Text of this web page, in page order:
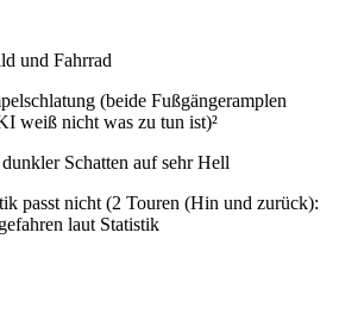
und Fahrrad
(beide Fußgängeramplen
weiß nicht was zu tun ist)²
Schatten auf sehr Hell
passt nicht (2 Touren (Hin und zurück):
laut Statistik